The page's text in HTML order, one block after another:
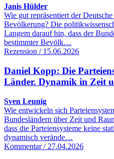
Janis Hülder
Wie gut repräsentiert der
Bevölkerung? Die
Langem darauf hin, dass der
bestimmter Bevölk…
Rezension / 15.06.2026
Daniel Kopp: Die
Länder. Dynamik in Zeit
Sven Leunig
Wie entwickeln sich
Bundesländern über Zeit und
dass die Parteiensysteme keine
dynamisch verände…
Kommentar / 27.04.2026